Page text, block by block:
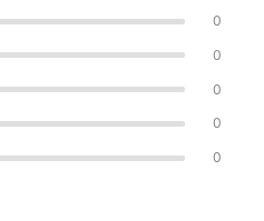
0
0
0
0
0